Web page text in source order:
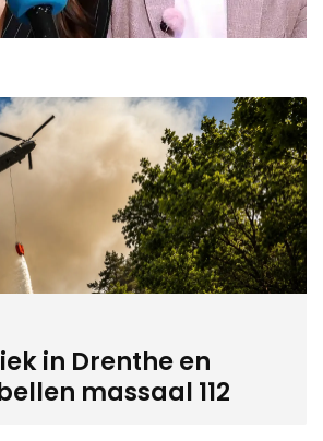
in Drenthe en
massaal 112